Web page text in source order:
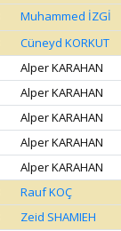
Muhammed İZGİ
Cüneyd KORKUT
Alper KARAHAN
Alper KARAHAN
Alper KARAHAN
Alper KARAHAN
Alper KARAHAN
Rauf KOÇ
Zeid SHAMIEH